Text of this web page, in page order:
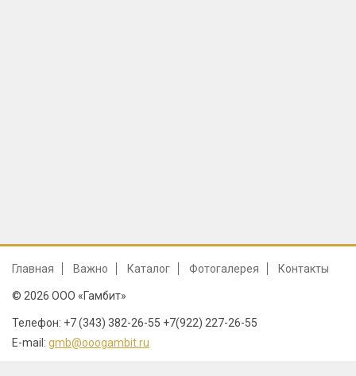
Главная Важно Каталог Фотогалерея Контакты
© 2026 ООО «Гамбит»
Телефон: +7 (343) 382-26-55 +7(922) 227-26-55
E-mail: gmb@ooogambit.ru